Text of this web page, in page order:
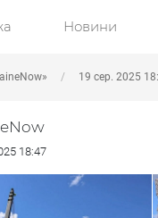
Новини
19 сер. 2025
18:47